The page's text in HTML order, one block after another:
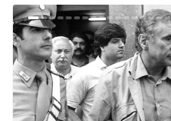
Ground Rules. Alejan...
«Rafael: Poesía subl...
Bienvenidos al circo...
Georges de La Tour. ...
Robert Capa: la hist...